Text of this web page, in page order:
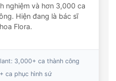
nghiệm và hơn 3,000 ca
Hiện đang là bác sĩ
Flora.
3,000+ ca thành công
ca phục hình sứ